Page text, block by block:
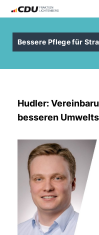
Bessere Pflege für
Hudler:
besseren